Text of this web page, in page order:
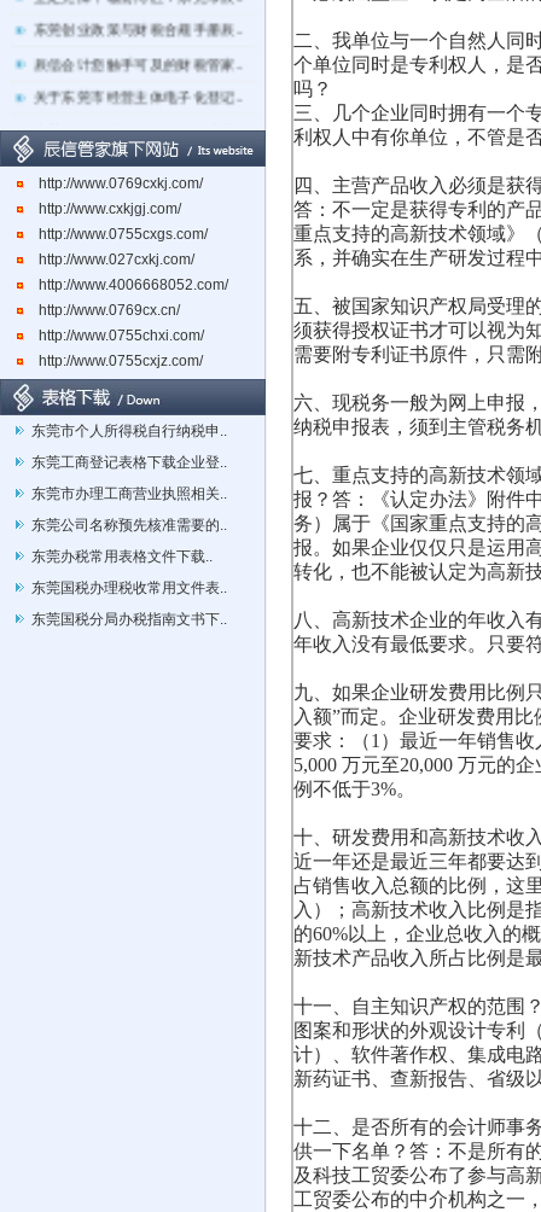
东莞创业政策与财税合规手册辰..
辰信会计您触手可及的财税管家..
关于东莞市经营主体电子化登记..
东莞市长安镇长盛社区长中路1..
http://www.0769cxkj.com/
http://www.cxkjgj.com/
http://www.0755cxgs.com/
http://www.027cxkj.com/
http://www.4006668052.com/
http://www.0769cx.cn/
http://www.0755chxi.com/
http://www.0755cxjz.com/
东莞市个人所得税自行纳税申..
东莞工商登记表格下载企业登..
东莞市办理工商营业执照相关..
东莞公司名称预先核准需要的..
东莞办税常用表格文件下载..
东莞国税办理税收常用文件表..
东莞国税分局办税指南文书下..
二、我单位与一个自然人同
个单位同时是专利权人，是
吗？
三、几个企业同时拥有一个
利权人中有你单位，不管是
四、主营产品收入必须是获
答：不一定是获得专利的产
重点支持的高新技术领域》
系，并确实在生产研发过程
五、被国家知识产权局受理
须获得授权证书才可以视为
需要附专利证书原件，只需
六、现税务一般为网上申报
纳税申报表，须到主管税务
七、重点支持的高新技术领
报？答：《认定办法》附件
务）属于《国家重点支持的
报。如果企业仅仅只是运用
转化，也不能被认定为高新
八、高新技术企业的年收入
年收入没有最低要求。只要
九、如果企业研发费用比例
入额”而定。企业研发费用
要求：（1）最近一年销售
5,000 万元至20,000 万元的
例不低于3%。
十、研发费用和高新技术收
近一年还是最近三年都要达
占销售收入总额的比例，这
入）；高新技术收入比例是
的60%以上，企业总收入的
新技术产品收入所占比例是
十一、自主知识产权的范围
图案和形状的外观设计专利
计）、软件著作权、集成电
新药证书、查新报告、省级
十二、是否所有的会计师事
供一下名单？答：不是所有
及科技工贸委公布了参与高
工贸委公布的中介机构之一